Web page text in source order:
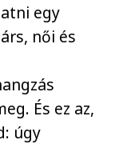
egy
női és
És ez az,
úgy